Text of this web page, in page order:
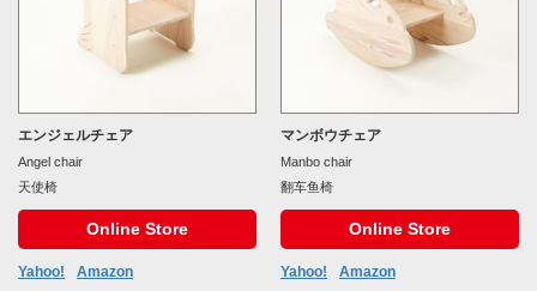
エンジェルチェア
Angel chair
天使椅
Online Store
Yahoo! Amazon
マンボウチェア
Manbo chair
翻车鱼椅
Online Store
Yahoo! Amazon